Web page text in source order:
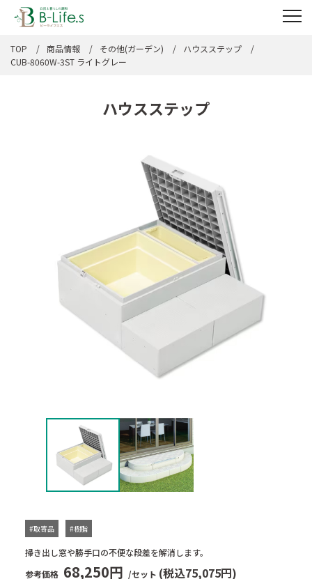
TOP 商品情報 その他(ガーデン)
ハウスステップ
CUB-8060W-3ST ライトグレー
ハウスステップ
掃き出し窓や勝手口の不便な段差を解消します。
#取寄品 #樹脂
参考価格 68,250円 /セット (税込75,075円)